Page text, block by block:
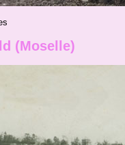
(Moselle)